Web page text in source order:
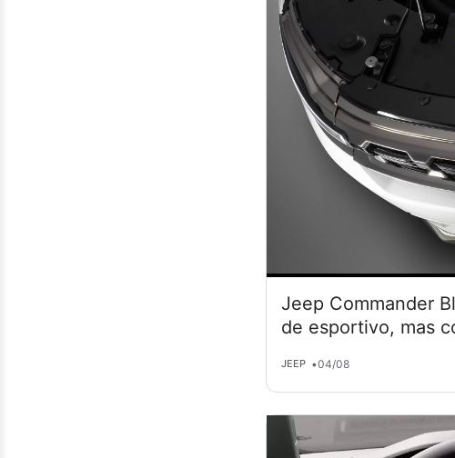
Jeep Commander
de esportivo, mas
JEEP •04/08